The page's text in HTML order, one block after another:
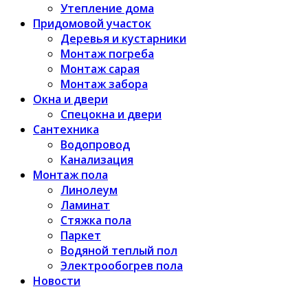
Утепление дома
Придомовой участок
Деревья и кустарники
Монтаж погреба
Монтаж сарая
Монтаж забора
Окна и двери
Спецокна и двери
Сантехника
Водопровод
Канализация
Монтаж пола
Линолеум
Ламинат
Стяжка пола
Паркет
Водяной теплый пол
Электрообогрев пола
Новости